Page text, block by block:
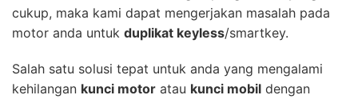
cukup, maka kami dapat mengerjakan masalah pada
motor anda untuk duplikat keyless/smartkey.
Salah satu solusi tepat untuk anda yang mengalami
kehilangan kunci motor atau kunci mobil dengan